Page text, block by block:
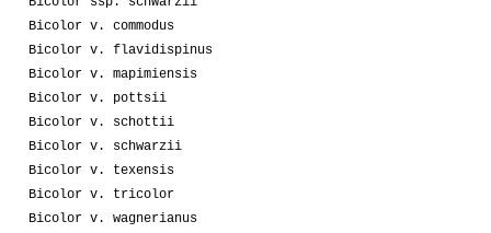
Bicolor v. commodus
Bicolor v. flavidispinus
Bicolor v. mapimiensis
Bicolor v. pottsii
Bicolor v. schottii
Bicolor v. schwarzii
Bicolor v. texensis
Bicolor v. tricolor
Bicolor v. wagnerianus